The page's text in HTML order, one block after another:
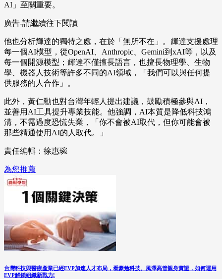
AI」至關重要。
廣告-請繼續往下閱讀
他也分析輝達的獨特之處，在於「無所不在」。輝達支援處理
每一個AI模型，從OpenAI、Anthropic、Gemini到xAI等，以及
每一個開源模型；輝達不僅擅長語言，也擅長物理學、生物
學、機器人技術等許多不同的AI領域，「我們可以與任何提
供服務的人合作」。
此外，黃仁勳也對台灣年輕人提出建議，鼓勵積極參與AI，
並善用AI工具提升專業技能。他強調，AI本質是降低科技鴻
溝，不需過度恐慌失業，「你不會被AI取代，但你可能會被
那些精通使用AI的人取代。」
責任編輯：徐惠琬
為您推薦
台灣科技與醫療產業已經EVP加速人才布局，看豪勉科技、風澤高管親身實證，如何運用
EVP解鎖組織新戰力!